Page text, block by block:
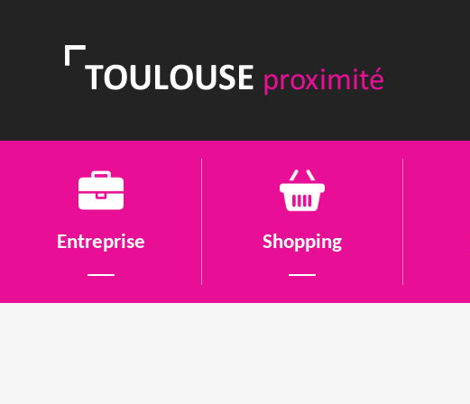
Entreprise Shopping